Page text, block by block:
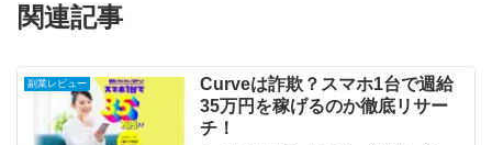
関連記事
副業レビュー
Curveは詐欺？スマホ1台で週給
35万円を稼げるのか徹底リサー
チ！